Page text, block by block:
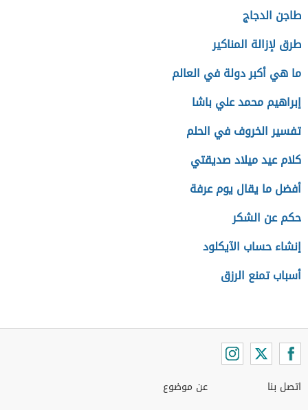
طاجن الدجاج
طرق لإزالة المناكير
ما هي أكبر دولة في العالم
إبراهيم محمد علي باشا
تفسير الخروف في الحلم
كلام عيد ميلاد صديقتي
أفضل ما يقال يوم عرفة
حكم عن الشكر
إنشاء حساب الآيكلود
أسباب تمنع الرزق
اتصل بنا
عن موضوع